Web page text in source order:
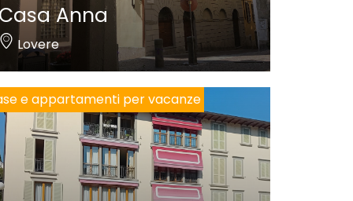
Casa Anna
Lovere
e appartamenti per vacanze